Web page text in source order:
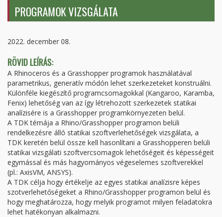
PROGRAMOK VIZSGÁLATA
2022. december 08.
RÖVID LEÍRÁS:
A Rhinoceros és a Grasshopper programok használatával
parametrikus, generatív módón lehet szerkezeteket konstruálni.
Különféle kiegészítő programcsomagokkal (Kangaroo, Karamba,
Fenix) lehetőség van az így létrehozott szerkezetek statikai
analízisére is a Grasshopper programkörnyezeten belül.
A TDK témája a Rhino/Grasshopper programon belüli
rendelkezésre álló statikai szoftverlehetőségek vizsgálata, a
TDK keretén belül össze kell hasonlítani a Grasshopperen belüli
statikai vizsgálati szoftvercsomagok lehetőségeit és képességeit
egymással és más hagyományos végeselemes szoftverekkel
(pl.: AxisVM, ANSYS).
A TDK célja hogy értékelje az egyes statikai analízisre képes
szotverlehetőségeket a Rhino/Grasshopper programon belül és
hogy meghatározza, hogy melyik programot milyen feladatokra
lehet hatékonyan alkalmazni.